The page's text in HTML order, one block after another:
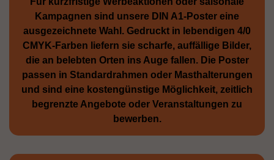
Kampagnen sind unsere DIN A1-Poster eine
ausge­zeichnete Wahl. Gedruckt in lebendigen 4/0
CMYK-Farben liefern sie scharfe, auffällige Bilder,
die an belebten Orten ins Auge fallen. Die Poster
passen in Standardrahmen oder Masthalterungen
und sind eine kostengünstige Möglichkeit, zeitlich
begrenzte Angebote oder Veranstaltungen zu
bewerben.